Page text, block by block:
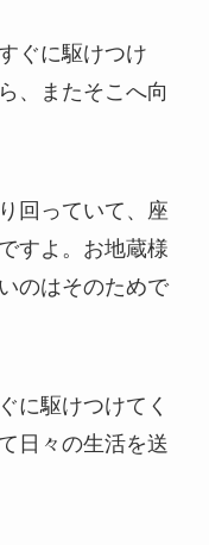
ぐに駆けつけ
、またそこへ向
回っていて、座
すよ。お地蔵様
のはそのためで
に駆けつけてく
日々の生活を送